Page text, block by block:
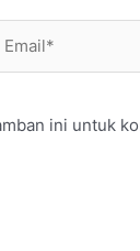
ini untuk